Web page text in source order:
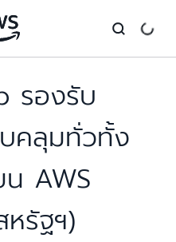
รองรับ
คลุมทั่วทั้ง
น AWS
รัฐฯ)